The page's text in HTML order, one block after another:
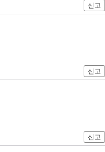
신고
신고
신고